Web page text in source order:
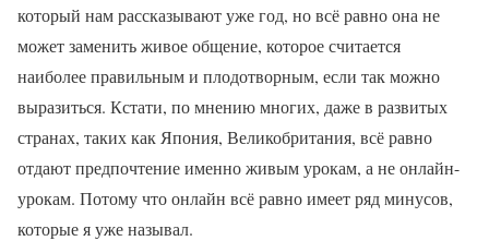
который нам рассказывают уже год, но всё равно она не
может заменить живое общение, которое считается
наиболее правильным и плодотворным, если так можно
выразиться. Кстати, по мнению многих, даже в развитых
странах, таких как Япония, Великобритания, всё равно
отдают предпочтение именно живым урокам, а не онлайн-
урокам. Потому что онлайн всё равно имеет ряд минусов,
которые я уже называл.